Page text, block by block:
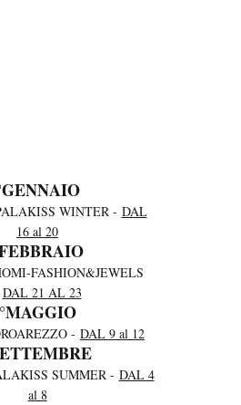
WINTER - DAL
16 al 20
FASHION&JEWELS
DAL 21 AL 23
°MAGGIO
- DAL 9 al 12
SUMMER - DAL 4
al 8